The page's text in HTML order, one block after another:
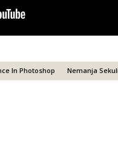
In Photoshop Nemanja